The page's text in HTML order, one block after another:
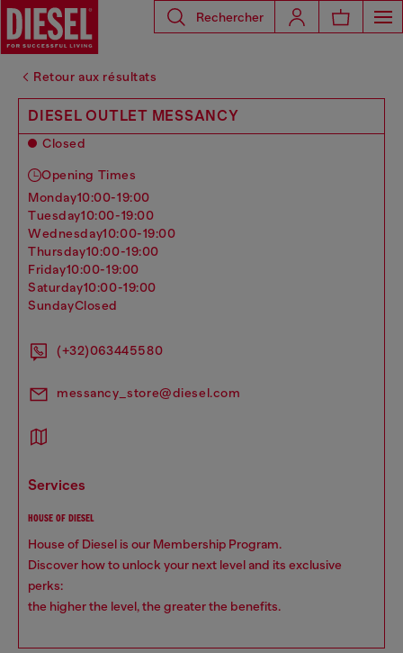
Rechercher
Retour aux résultats
DIESEL OUTLET MESSANCY
Closed
Opening Times
monday10:00-19:00
tuesday10:00-19:00
wednesday10:00-19:00
thursday10:00-19:00
friday10:00-19:00
saturday10:00-19:00
sundayClosed
(+32)063445580
messancy_store@diesel.com
services
HOUSE OF DIESEL
House of Diesel is our Membership Program.
Discover how to unlock your next level and its exclusive
perks:
the higher the level, the greater the benefits.